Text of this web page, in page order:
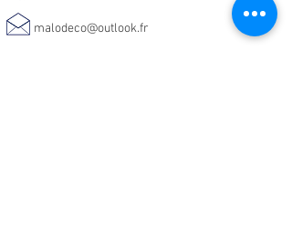
malodeco@outlook.fr